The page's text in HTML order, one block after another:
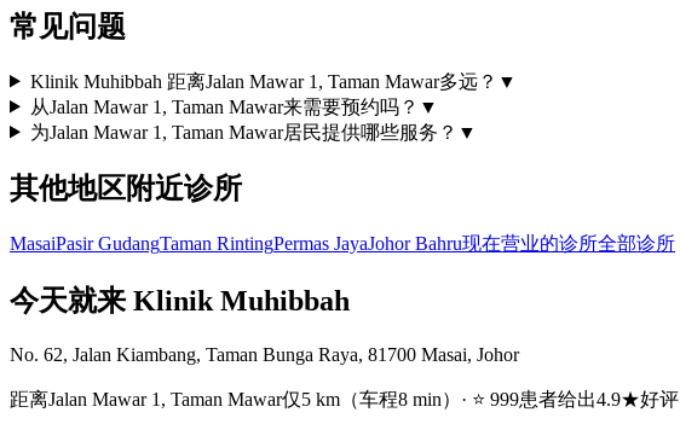
常见问题
Klinik Muhibbah 距离Jalan Mawar 1, Taman Mawar多远？ ▼
从Jalan Mawar 1, Taman Mawar来需要预约吗？ ▼
为Jalan Mawar 1, Taman Mawar居民提供哪些服务？ ▼
其他地区附近诊所
MasaiPasir GudangTaman RintingPermas JayaJohor Bahru现在营业的诊所全部诊所
今天就来 Klinik Muhibbah
No. 62, Jalan Kiambang, Taman Bunga Raya, 81700 Masai, Johor
距离Jalan Mawar 1, Taman Mawar仅5 km（车程8 min）· ⭐ 999患者给出4.9★好评